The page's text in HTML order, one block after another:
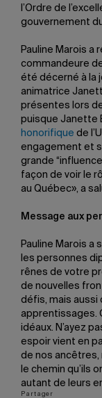
l’Ordre de
gouvernement
Pauline Marois
commandeure de
été décerné à la
animatrice
présentes lors
puisque Janette
honorifique de
engagement et
grande
façon de voir le
au Québec», a
Message aux
Pauline Marois a
les personnes
rênes de votre
de nouvelles
défis, mais aussi
apprentissages.
idéaux. N’ayez
espoir vient en
de nos ancêtres,
le chemin qu’ils
autant de leurs
Partager